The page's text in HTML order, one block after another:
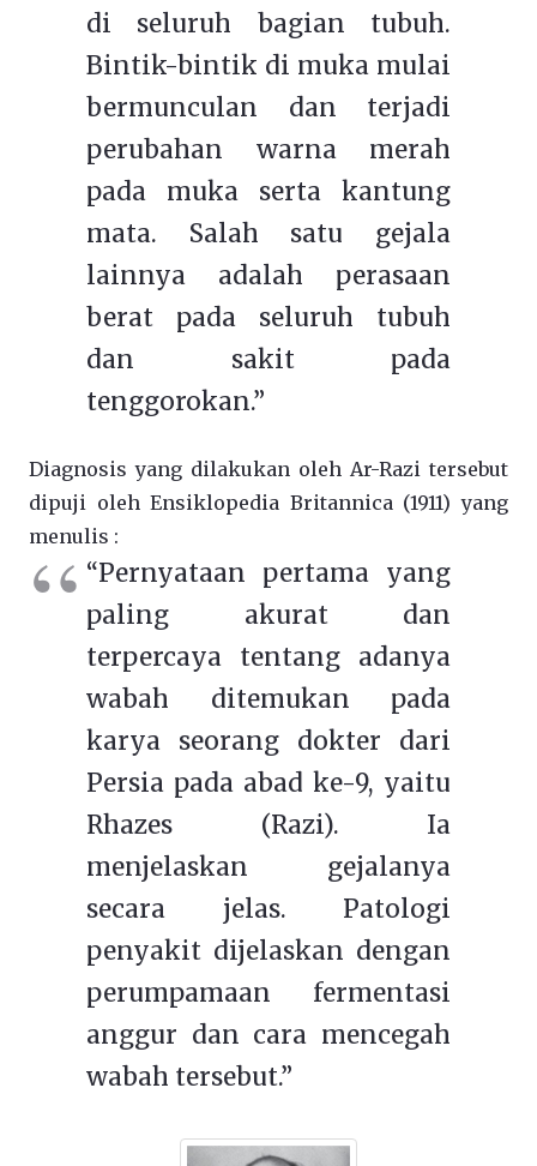
di seluruh bagian tubuh.
Bintik-bintik di muka mulai
bermunculan dan terjadi
perubahan warna merah
pada muka serta kantung
mata. Salah satu gejala
lainnya adalah perasaan
berat pada seluruh tubuh
dan sakit pada
tenggorokan.”
Diagnosis yang dilakukan oleh Ar-Razi tersebut
dipuji oleh Ensiklopedia Britannica (1911) yang
menulis :
“Pernyataan pertama yang
paling akurat dan
terpercaya tentang adanya
wabah ditemukan pada
karya seorang dokter dari
Persia pada abad ke-9, yaitu
Rhazes (Razi). Ia
menjelaskan gejalanya
secara jelas. Patologi
penyakit dijelaskan dengan
perumpamaan fermentasi
anggur dan cara mencegah
wabah tersebut.”